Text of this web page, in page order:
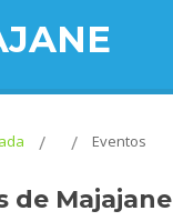
Eventos
de Majajane